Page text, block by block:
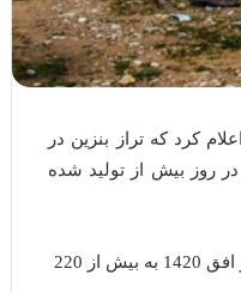
کرد که تراز بنزین در
لیتر منفی شده؛ یعنی مصرف 10 میلیون لیتر در روز بیش از تولید شده
همچنین طبق برآورد معاونت برنامه‌ریزی وزارت نفت، با روند فعلی تقاضا برای بنزین در افق 1420 به بیش از 220